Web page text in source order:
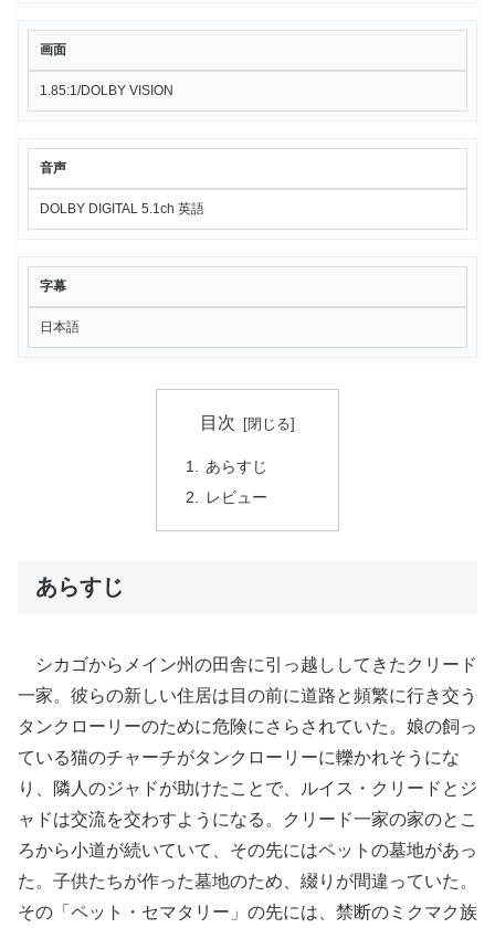
画面
1.85:1/DOLBY VISION
音声
DOLBY DIGITAL 5.1ch 英語
字幕
日本語
目次
あらすじ
レビュー
あらすじ
シカゴからメイン州の田舎に引っ越ししてきたクリード
一家。彼らの新しい住居は目の前に道路と頻繁に行き交う
タンクローリーのために危険にさらされていた。娘の飼っ
ている猫のチャーチがタンクローリーに轢かれそうにな
り、隣人のジャドが助けたことで、ルイス・クリードとジ
ャドは交流を交わすようになる。クリード一家の家のとこ
ろから小道が続いていて、その先にはペットの墓地があっ
た。子供たちが作った墓地のため、綴りが間違っていた。
その「ペット・セマタリー」の先には、禁断のミクマク族